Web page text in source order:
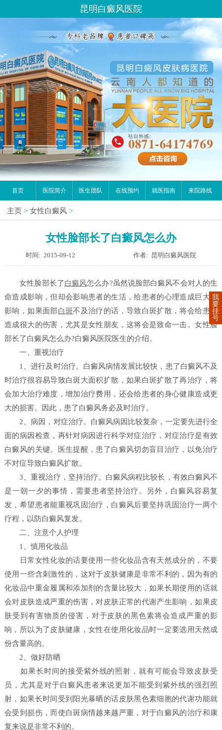
昆明白癜风医院
首页 医院简介 医生团队 在线预约 就医指南 来院路线
主页 > 女性白癜风 >
女性脸部长了白癜风怎么办
时间: 2015-09-12 作者: 昆明白癜风医院
女性脸部长了白癜风怎么办?虽然说脸部白癜风不会对人的生
命造成影响，但却会影响患者的生活，给患者的心理造成巨大的
影响，如果面部白斑不及治疗的话，导致白斑扩散，将会给患者
造成很大的伤害，尤其是女性朋友，这将会是致命一击。女性脸
部长了白癜风怎么办?白癜风医院医生的介绍。
一、重视治疗
1、进行及时治疗。白癜风病情发展比较快，患了白癜风不及
时治疗很容易导致白斑大面积扩散，如果白斑扩散了再治疗，将
会加大治疗难度，增加治疗费用，还会给患者的身心健康造成更
大的损害。因此，患了白癜风务必及时治疗。
2、病因，对症治疗。白癜风病因比较复杂，一定要先进行全
面的病因检查，再针对病因进行科学对症治疗，对症治疗是有效
白癜风的关键。医生提醒，患了白癜风切勿盲目治疗，以免治疗
不对症导致白癜风扩散。
3、重视治疗，坚持治疗。白癜风病程比较长，有效白癜风不
是一朝一夕的事情，需要患者坚持治疗。另外，白癜风容易复
发，希望患者能重视巩固治疗，白癜风后要坚持巩固治疗一两个
疗程，以防白癜风复发。
二、注意个人护理
1、慎用化妆品
日常女性化妆的话要使用一些化妆品含有天然成分的，不要
使用一些含刺激性的，这对于皮肤健康是非常不利的，因为有的
化妆品中重金履属和添加剂的含量比较大，如果长期使用的话就
会对皮肤造成严重的伤害，对皮肤正常的代谢产生影响，如果皮
肤受到有害物质的侵害，对于皮肤的黑色素将会造成严重的影
响，所以为了皮肤健康，女性在使用化妆品时一定要选用天然成
份含量高的。
2、做好防晒
如果长时间的接受紫外线的照射，就有可能会导致皮肤受
员，尤其是对于白癜风患者来说更加不能受到紫外线的强烈照
射，如果长时间受到阳光暴晒的话皮肤黑色素细胞的代谢功能就
会受到损伤，而使白斑病情越来越严重，对于白癜风的治疗和康
复来说是非常不利的。
我
要
挂
号